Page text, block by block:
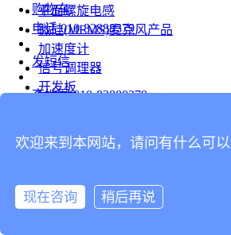
平面螺旋电感
微硅(MEMS)麦克风产品
加速度计
信号调理器
开发板
台式仪表
连接器
购物车
电话 010-82888379
发短信
查地图 010-82888379
分享
欢迎来到本网站，请问有什么可以
现在咨询 稍后再说